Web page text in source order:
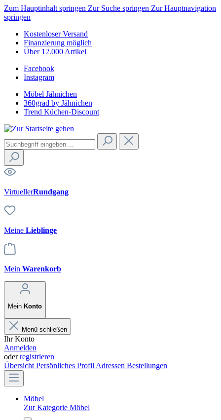
Zum Hauptinhalt springen Zur Suche springen Zur Hauptnavigation
springen
Kostenloser Versand
Finanzierung möglich
Über 12.000 Artikel
Facebook
Instagram
Möbel Jähnichen
360grad by Jähnichen
Trend Küchen-Discount
VirtuellerRundgang
Meine Lieblinge
Mein Warenkorb
Mein Konto
Menü schließen
Ihr Konto
Anmelden
oderregistrieren
Übersicht Persönliches Profil Adressen Bestellungen
Möbel
Zur Kategorie Möbel